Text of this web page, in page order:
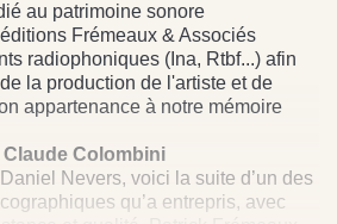
au patrimoine sonore
Frémeaux & Associés
radiophoniques (Ina, Rtbf...) afin
la production de l'artiste et de
appartenance à notre mémoire
Claude Colombini
Nevers, voici la suite d’un des
qu’a entrepris, avec